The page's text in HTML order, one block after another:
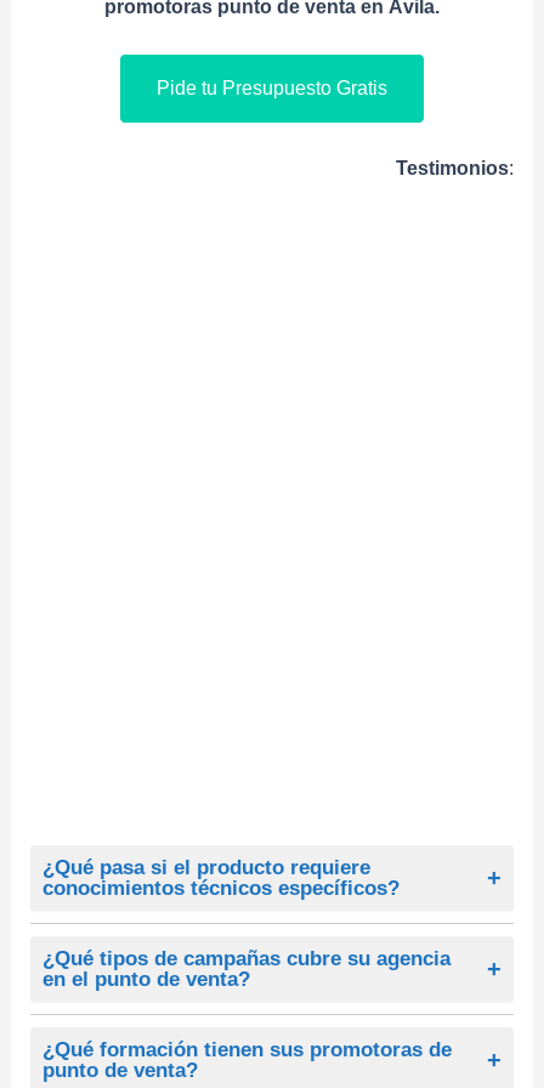
promotoras punto de venta en Ávila.
Pide tu Presupuesto Gratis
Testimonios:
¿Qué pasa si el producto requiere
conocimientos técnicos específicos?
Si el producto requiere conocimientos técnicos
específicos, ofrecemos una formación más profunda o
incluso sesiones con el equipo de ventas o marketing
de tu empresa para que las promotoras puedan
comunicar correctamente los aspectos técnicos y
responder a preguntas complejas del cliente.
¿Qué tipos de campañas cubre su agencia
en el punto de venta?
Nuestra agencia cubre todo tipo de campañas en el
punto de venta, incluyendo promociones de producto,
lanzamientos, degustaciones, demostraciones,
¿Qué formación tienen sus promotoras de
punto de venta?